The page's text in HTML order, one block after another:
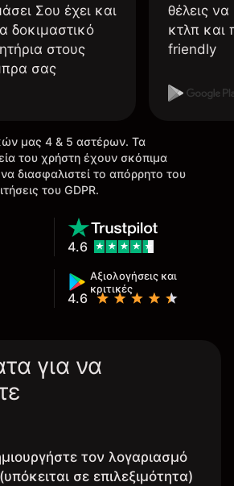
Σου έχει και
δοκιμαστικό
στους
σας
θέλεις
κτλπ και
friendly
μας 4 & 5 αστέρων. Τα
του χρήστη έχουν σκόπιμα
διασφαλιστεί το απόρρητο του
του GDPR.
Αξιολογήσεις και
κριτικές
4.6
4.6
για να
τον λογαριασμό
σε επιλεξιμότητα)